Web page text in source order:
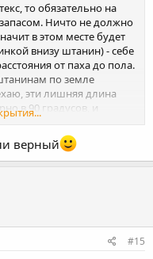
то обязательно на
Ничто не должно
в этом месте будет
внизу штанин) - себе
от паха до пола.
по земле
эти лишняя длина
в 90 градусов, и
щиколотки, ИМХО
Само собой ношу их
и размеру как раз
посадке даже с толстой
И да, покупал без
обмерять одежду в
можно танцевать.
верный
#15